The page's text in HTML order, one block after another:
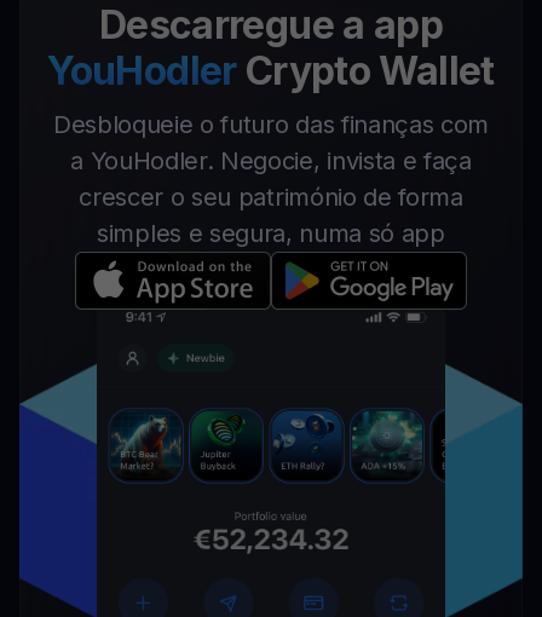
Descarregue a app
YouHodler Crypto Wallet
Desbloqueie o futuro das finanças com
a YouHodler. Negocie, invista e faça
crescer o seu património de forma
simples e segura, numa só app